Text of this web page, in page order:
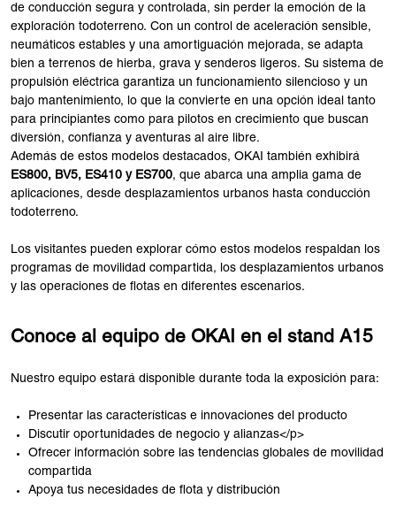
de conducción segura y controlada, sin perder la emoción de la
exploración todoterreno. Con un control de aceleración sensible,
neumáticos estables y una amortiguación mejorada, se adapta
bien a terrenos de hierba, grava y senderos ligeros. Su sistema de
propulsión eléctrica garantiza un funcionamiento silencioso y un
bajo mantenimiento, lo que la convierte en una opción ideal tanto
para principiantes como para pilotos en crecimiento que buscan
diversión, confianza y aventuras al aire libre.
Además de estos modelos destacados, OKAI también exhibirá
ES800, BV5, ES410 y ES700, que abarca una amplia gama de
aplicaciones, desde desplazamientos urbanos hasta conducción
todoterreno.
Los visitantes pueden explorar cómo estos modelos respaldan los
programas de movilidad compartida, los desplazamientos urbanos
y las operaciones de flotas en diferentes escenarios.
Conoce al equipo de OKAI en el stand A15
Nuestro equipo estará disponible durante toda la exposición para:
Presentar las características e innovaciones del producto
Discutir oportunidades de negocio y alianzas</p>
Ofrecer información sobre las tendencias globales de movilidad
compartida
Apoya tus necesidades de flota y distribución